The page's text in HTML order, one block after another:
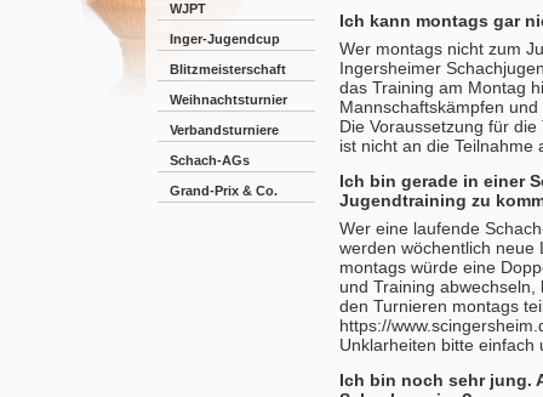
WJPT
Inger-Jugendcup
Blitzmeisterschaft
Weihnachtsturnier
Verbandsturniere
Schach-AGs
Grand-Prix & Co.
Ich kann montags gar
Wer montags nicht zum
Ingersheimer
das Training am Montag
Mannschaftskämpfen
Die Voraussetzung für
ist nicht an die
Ich bin gerade in einer
Jugendtraining zu
Wer eine laufende
werden wöchentlich neue
montags würde eine
und Training
den Turnieren montags
https://
Unklarheiten bitte einfach
Ich bin noch sehr jung.